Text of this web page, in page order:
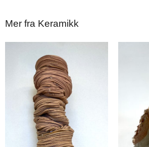
Mer fra Keramikk